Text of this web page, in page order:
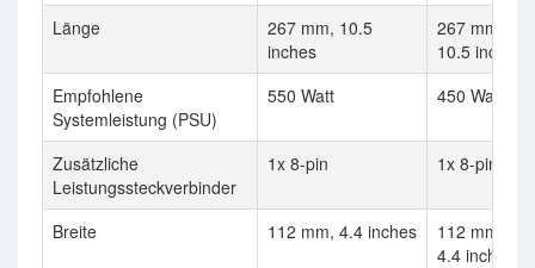
Länge
267 mm, 10.5
inches
267 mm,
10.5 inches
Empfohlene
Systemleistung (PSU)
550 Watt 450 Watt
Zusätzliche
Leistungssteckverbinder
1x 8-pin 1x 8-pin
Breite 112 mm, 4.4 inches
112 mm,
4.4 inches